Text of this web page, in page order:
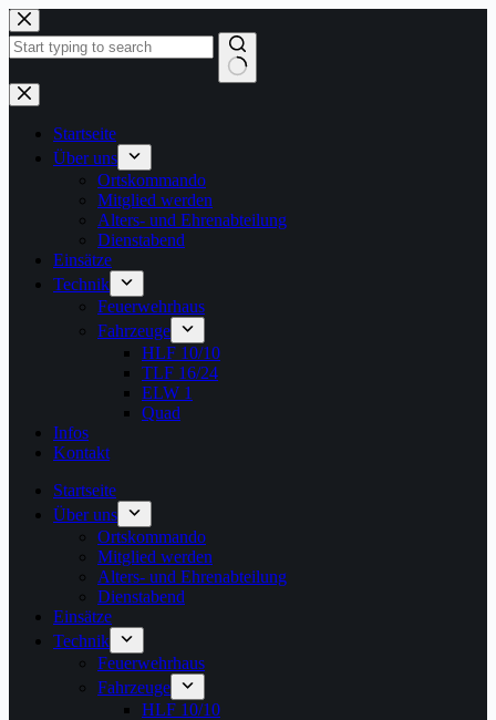
Zum
Inhalt
springen
Keine
Ergebnisse
Startseite
Über uns
Ortskommando
Mitglied werden
Alters- und Ehrenabteilung
Dienstabend
Einsätze
Technik
Feuerwehrhaus
Fahrzeuge
HLF 10/10
TLF 16/24
ELW 1
Quad
Infos
Kontakt
Startseite
Über uns
Ortskommando
Mitglied werden
Alters- und Ehrenabteilung
Dienstabend
Einsätze
Technik
Feuerwehrhaus
Fahrzeuge
HLF 10/10